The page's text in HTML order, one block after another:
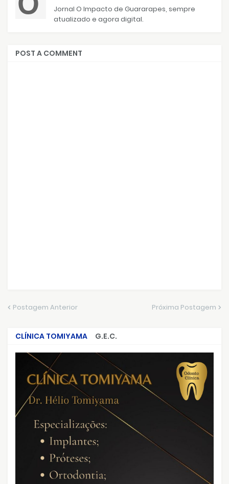
Jornal O Impacto de Guararapes, sempre
atualizado e agora digital.
POST A COMMENT
Postagem Anterior Próxima Postagem
CLÍNICA TOMIYAMA
G.E.C.
CRIMES QUE ABALARAM O BRASIL